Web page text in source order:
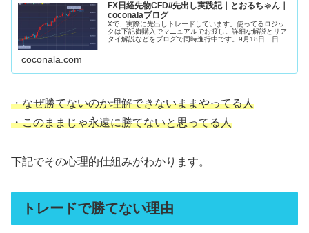
FX日経先物CFD//先出し実践記｜とおるちゃん｜
coconalaブログ
Xで、実際に先出しトレードしています。使ってるロジッ
クは下記御購入でマニュアルでお渡し。詳細な解説とリア
タイ解説などをブログで同時進行中です。9月18日 日経
coconala.com
・なぜ勝てないのか理解できないままやってる人
・このままじゃ永遠に勝てないと思ってる人
下記でその心理的仕組みがわかります。
トレードで勝てない理由